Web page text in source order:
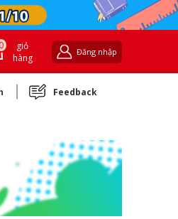
0
giỏ
hàng
Đăng nhập
Feedback